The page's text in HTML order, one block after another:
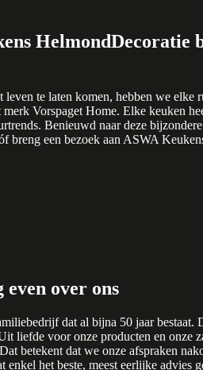
HelmondDecoratie
te laten komen, hebben we elke
Vorspaget Home. Elke keuken
Benieuwd naar deze bijzondere
breng een bezoek aan ASWA
even over ons
dat al bijna 50 jaar bestaat.
liefde voor onze producten en onze
betekent dat we onze afspraken
enkel het beste, meest eerlijke advies